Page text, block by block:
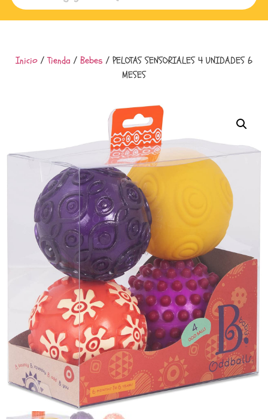
Inicio /Tienda / Bebes / PELOTAS SENSORIALES 4 UNIDADES 6
MESES